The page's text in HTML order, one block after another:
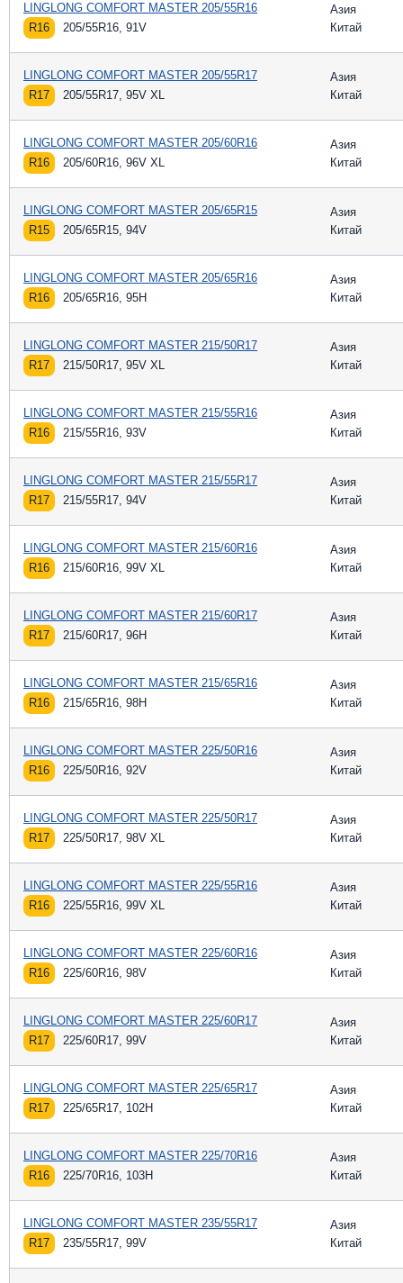
LINGLONG COMFORT MASTER 205/55R16
R16
205/55R16, 91V
Азия
Китай
LINGLONG COMFORT MASTER 205/55R17
R17
205/55R17, 95V XL
Азия
Китай
LINGLONG COMFORT MASTER 205/60R16
R16
205/60R16, 96V XL
Азия
Китай
LINGLONG COMFORT MASTER 205/65R15
R15
205/65R15, 94V
Азия
Китай
LINGLONG COMFORT MASTER 205/65R16
R16
205/65R16, 95H
Азия
Китай
LINGLONG COMFORT MASTER 215/50R17
R17
215/50R17, 95V XL
Азия
Китай
LINGLONG COMFORT MASTER 215/55R16
R16
215/55R16, 93V
Азия
Китай
LINGLONG COMFORT MASTER 215/55R17
R17
215/55R17, 94V
Азия
Китай
LINGLONG COMFORT MASTER 215/60R16
R16
215/60R16, 99V XL
Азия
Китай
LINGLONG COMFORT MASTER 215/60R17
R17
215/60R17, 96H
Азия
Китай
LINGLONG COMFORT MASTER 215/65R16
R16
215/65R16, 98H
Азия
Китай
LINGLONG COMFORT MASTER 225/50R16
R16
225/50R16, 92V
Азия
Китай
LINGLONG COMFORT MASTER 225/50R17
R17
225/50R17, 98V XL
Азия
Китай
LINGLONG COMFORT MASTER 225/55R16
R16
225/55R16, 99V XL
Азия
Китай
LINGLONG COMFORT MASTER 225/60R16
R16
225/60R16, 98V
Азия
Китай
LINGLONG COMFORT MASTER 225/60R17
R17
225/60R17, 99V
Азия
Китай
LINGLONG COMFORT MASTER 225/65R17
R17
225/65R17, 102H
Азия
Китай
LINGLONG COMFORT MASTER 225/70R16
R16
225/70R16, 103H
Азия
Китай
LINGLONG COMFORT MASTER 235/55R17
R17
235/55R17, 99V
Азия
Китай